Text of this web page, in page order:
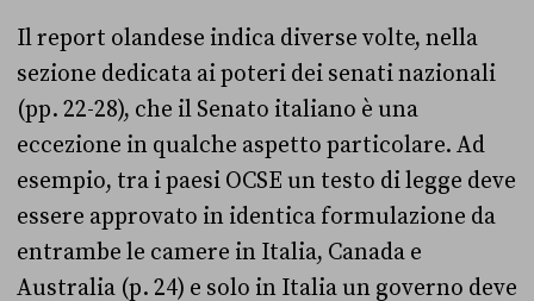
Il report olandese indica diverse volte, nella
sezione dedicata ai poteri dei senati nazionali
(pp. 22-28), che il Senato italiano è una
eccezione in qualche aspetto particolare. Ad
esempio, tra i paesi OCSE un testo di legge deve
essere approvato in identica formulazione da
entrambe le camere in Italia, Canada e
Australia (p. 24) e solo in Italia un governo deve